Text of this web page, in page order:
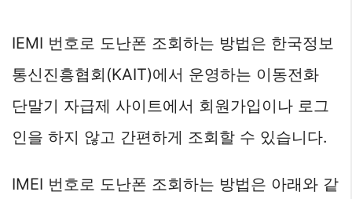
IEMI 번호로 도난폰 조회하는 방법은 한국정보
통신진흥협회(KAIT)에서 운영하는 이동전화
단말기 자급제 사이트에서 회원가입이나 로그
인을 하지 않고 간편하게 조회할 수 있습니다.
IMEI 번호로 도난폰 조회하는 방법은 아래와 같